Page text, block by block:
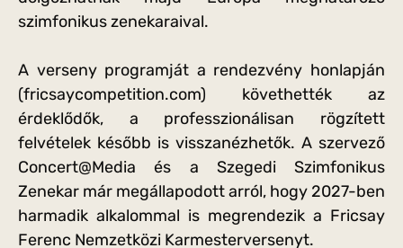
szimfonikus zenekaraival.
A verseny programját a rendezvény honlapján
(fricsaycompetition.com) követhették az
érdeklődők, a professzionálisan rögzített
felvételek később is visszanézhetők. A szervező
Concert@Media és a Szegedi Szimfonikus
Zenekar már megállapodott arról, hogy 2027-ben
harmadik alkalommal is megrendezik a Fricsay
Ferenc Nemzetközi Karmesterversenyt.